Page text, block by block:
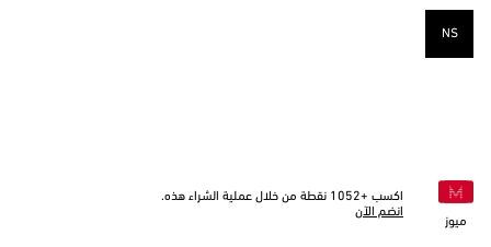
NS
ميوز
اكسب +1052 نقطة من خلال عملية الشراء هذه.
انضم الآن